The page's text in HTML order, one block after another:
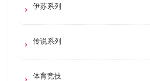
伊苏系列
传说系列
体育竞技